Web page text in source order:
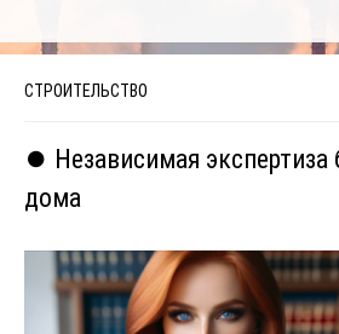
СТРОИТЕЛЬСТВО
⏺️ Независимая экспертиза
дома